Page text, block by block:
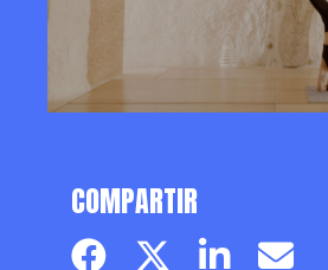
COMPARTIR
Facebook pageTwitter page
LinkedinEmail